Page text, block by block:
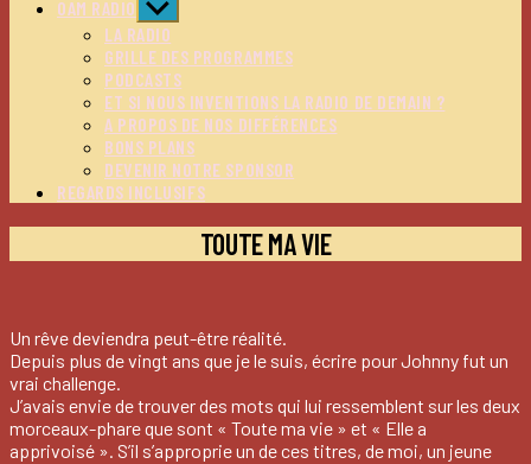
OAM RADIO
Afficher
le
sous-
menu
LA RADIO
GRILLE DES PROGRAMMES
PODCASTS
ET SI NOUS INVENTIONS LA RADIO DE DEMAIN ?
A PROPOS DE NOS DIFFÉRENCES
BONS PLANS
DEVENIR NOTRE SPONSOR
REGARDS INCLUSIFS
TOUTE MA VIE
Un rêve deviendra peut-être réalité.
Depuis plus de vingt ans que je le suis, écrire pour Johnny fut un
vrai challenge.
J’avais envie de trouver des mots qui lui ressemblent sur les deux
morceaux-phare que sont « Toute ma vie » et « Elle a
apprivoisé ». S’il s’approprie un de ces titres, de moi, un jeune